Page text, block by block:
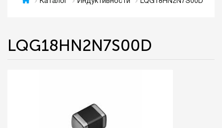
LQG18HN2N7S00D